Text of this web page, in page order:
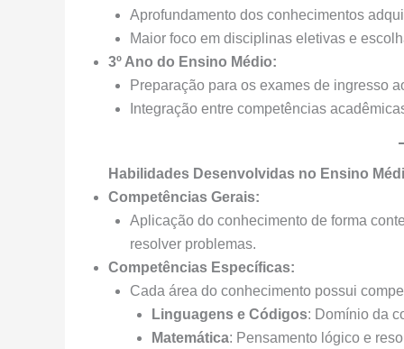
Aprofundamento dos conhecimentos
Maior foco em disciplinas eletivas e
3º Ano do Ensino Médio:
Preparação para os exames de ingresso
Integração entre competências
Habilidades Desenvolvidas no Ensino
Competências Gerais:
Aplicação do conhecimento de forma
resolver problemas.
Competências Específicas:
Cada área do conhecimento possui
Linguagens e Códigos: Domínio da
Matemática: Pensamento lógico e